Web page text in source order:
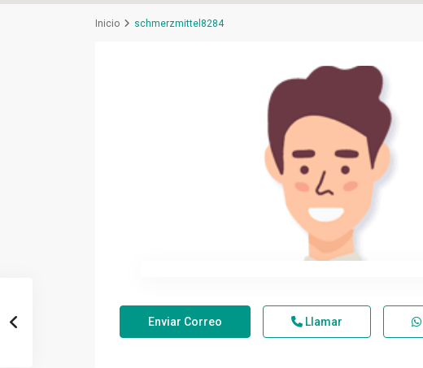
Inicio schmerzmittel8284
Enviar Correo Llamar